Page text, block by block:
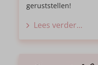
geruststellen!
Lees verder...